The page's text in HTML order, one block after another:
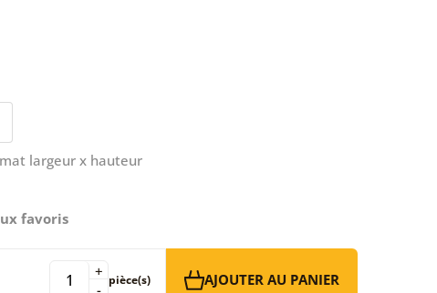
largeur x hauteur
favoris
-
+ pièce(s) AJOUTER AU PANIER